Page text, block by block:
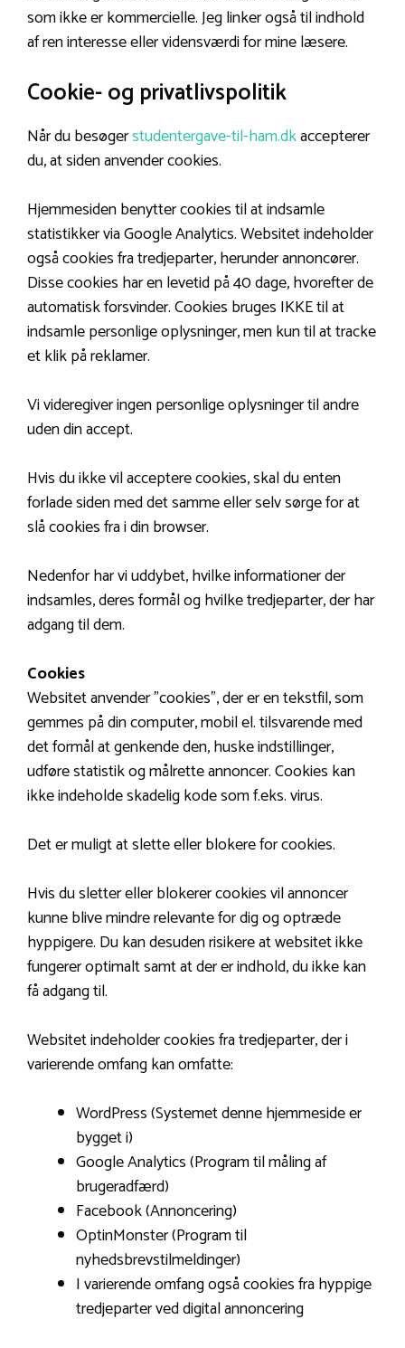
som ikke er kommercielle. Jeg linker også til indhold
af ren interesse eller vidensværdi for mine læsere.
Cookie- og privatlivspolitik
Når du besøgerstudentergave-til-ham.dkaccepterer
du, at siden anvender cookies.
Hjemmesiden benytter cookies til at indsamle
statistikker via Google Analytics. Websitet indeholder
også cookies fra tredjeparter, herunder annoncører.
Disse cookies har en levetid på 40 dage, hvorefter de
automatisk forsvinder. Cookies bruges IKKE til at
indsamle personlige oplysninger, men kun til at tracke
et klik på reklamer.
Vi videregiver ingen personlige oplysninger til andre
uden din accept.
Hvis du ikke vil acceptere cookies, skal du enten
forlade siden med det samme eller selv sørge for at
slå cookies fra i din browser.
Nedenfor har vi uddybet, hvilke informationer der
indsamles, deres formål og hvilke tredjeparter, der har
adgang til dem.
Cookies
Websitet anvender ”cookies”, der er en tekstfil, som
gemmes på din computer, mobil el. tilsvarende med
det formål at genkende den, huske indstillinger,
udføre statistik og målrette annoncer. Cookies kan
ikke indeholde skadelig kode som f.eks. virus.
Det er muligt at slette eller blokere for cookies.
Hvis du sletter eller blokerer cookies vil annoncer
kunne blive mindre relevante for dig og optræde
hyppigere. Du kan desuden risikere at websitet ikke
fungerer optimalt samt at der er indhold, du ikke kan
få adgang til.
Websitet indeholder cookies fra tredjeparter, der i
varierende omfang kan omfatte:
WordPress (Systemet denne hjemmeside er
bygget i)
Google Analytics (Program til måling af
brugeradfærd)
Facebook (Annoncering)
OptinMonster (Program til
nyhedsbrevstilmeldinger)
I varierende omfang også cookies fra hyppige
tredjeparter ved digital annoncering